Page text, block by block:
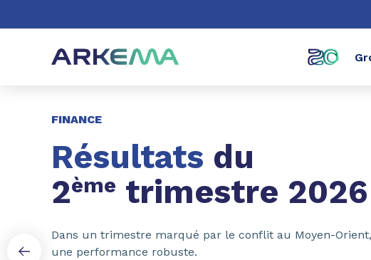
FINANCE
Résultats du
2ème trimestre 2026
Dans un trimestre marqué par le conflit au Moyen-
une performance robuste.